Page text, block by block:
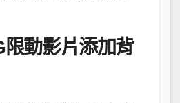
限動影片添加背